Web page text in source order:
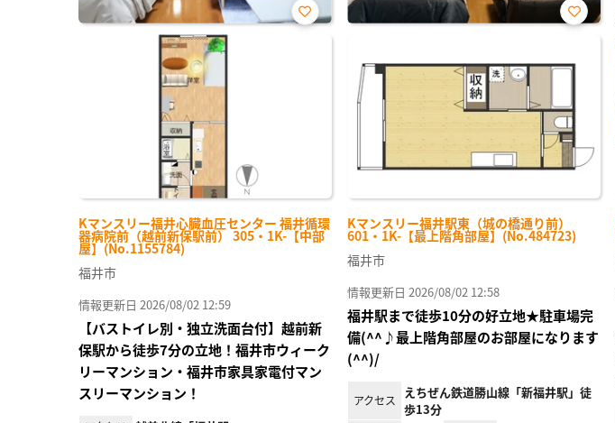
Kマンスリー福井心臓血圧センター 福井循環
器病院前（越前新保駅前） 305・1K-【中部
屋】(No.1155784)
お気
福井市
情報更新日 2026/08/02 12:59
【バストイレ別・独立洗面台付】越前新
保駅から徒歩7分の立地！福井市ウィーク
リーマンション・福井市家具家電付マン
スリーマンション！
Kマンスリー福井駅東（城の橋通り前）
601・1K-【最上階角部屋】(No.484723)
お気
録
福井市
情報更新日 2026/08/02 12:58
福井駅まで徒歩10分の好立地★駐車場完
備(^^♪最上階角部屋のお部屋になります
(^^)/
アクセス
えちぜん鉄道勝山線「新福井駅」徒
歩13分